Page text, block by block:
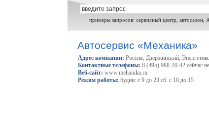
примеры запросов: сервисный центр, автосалон,
Автосервис «Механика»
Адрес компании: Россия, Дзержинский,
Контактные телефоны: 8 (495) 988-20-42 сейчас
Веб-сайт: www.mehanika.ru
Режим работы: будни: с 9 до 23 сб: с 10 до 15